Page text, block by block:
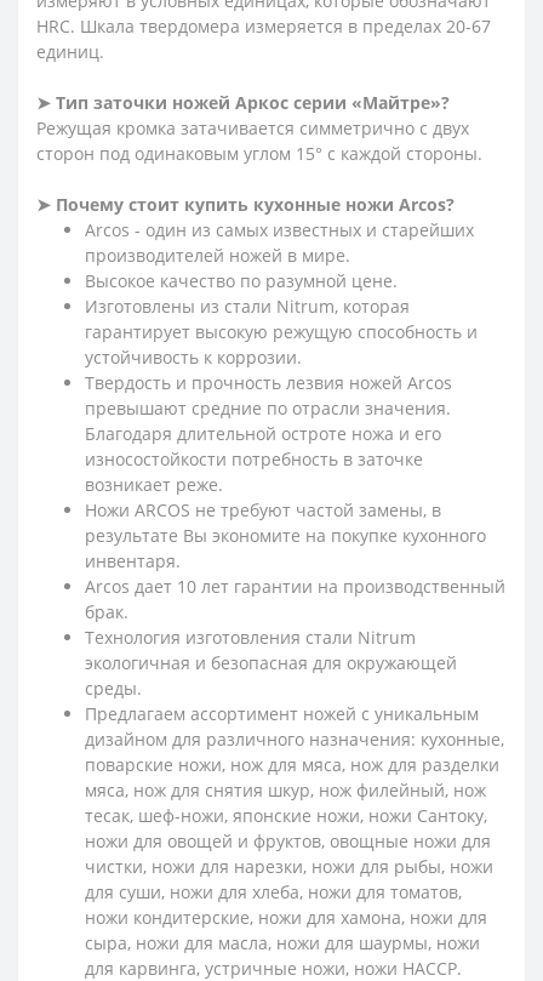
HRC. Шкала твердомера измеряется в пределах 20-67
единиц.
➤ Тип заточки ножей Аркос серии «Майтре»?
Режущая кромка затачивается симметрично с двух
сторон под одинаковым углом 15° с каждой стороны.
➤ Почему стоит купить кухонные ножи Arcos?
Arcos - один из самых известных и старейших
производителей ножей в мире.
Высокое качество по разумной цене.
Изготовлены из стали Nitrum, которая
гарантирует высокую режущую способность и
устойчивость к коррозии.
Твердость и прочность лезвия ножей Arcos
превышают средние по отрасли значения.
Благодаря длительной остроте ножа и его
износостойкости потребность в заточке
возникает реже.
Ножи ARCOS не требуют частой замены, в
результате Вы экономите на покупке кухонного
инвентаря.
Arcos дает 10 лет гарантии на производственный
брак.
Технология изготовления стали Nitrum
экологичная и безопасная для окружающей
среды.
Предлагаем ассортимент ножей с уникальным
дизайном для различного назначения: кухонные,
поварские ножи, нож для мяса, нож для разделки
мяса, нож для снятия шкур, нож филейный, нож
тесак, шеф-ножи, японские ножи, ножи Сантоку,
ножи для овощей и фруктов, овощные ножи для
чистки, ножи для нарезки, ножи для рыбы, ножи
для суши, ножи для хлеба, ножи для томатов,
ножи кондитерские, ножи для хамона, ножи для
сыра, ножи для масла, ножи для шаурмы, ножи
для карвинга, устричные ножи, ножи HACCP.